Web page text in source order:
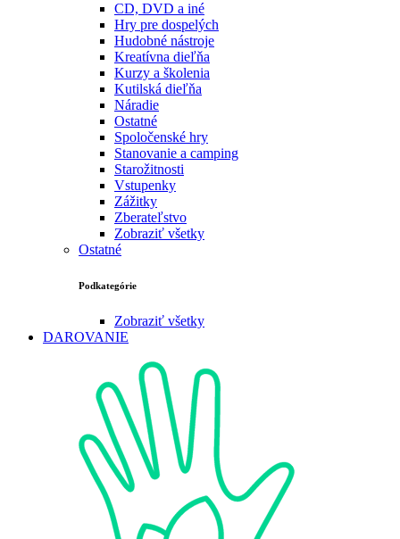
CD, DVD a iné
Hry pre dospelých
Hudobné nástroje
Kreatívna dieľňa
Kurzy a školenia
Kutilská dieľňa
Náradie
Ostatné
Spoločenské hry
Stanovanie a camping
Starožitnosti
Vstupenky
Zážitky
Zberateľstvo
Zobraziť všetky
Ostatné
Podkategórie
Zobraziť všetky
DAROVANIE